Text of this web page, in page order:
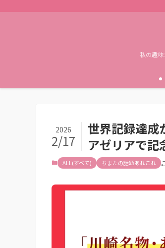
私の趣
世界記録達成
アゼリアで記
2026
2/17
ALL(すべて) ちまたの話題あれこれ